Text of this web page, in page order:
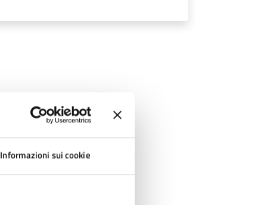
Informazioni sui cookie